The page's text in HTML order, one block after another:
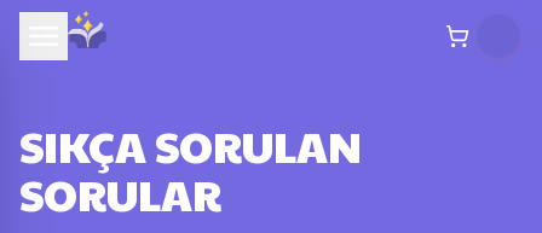
SIKÇA SORULAN
SORULAR